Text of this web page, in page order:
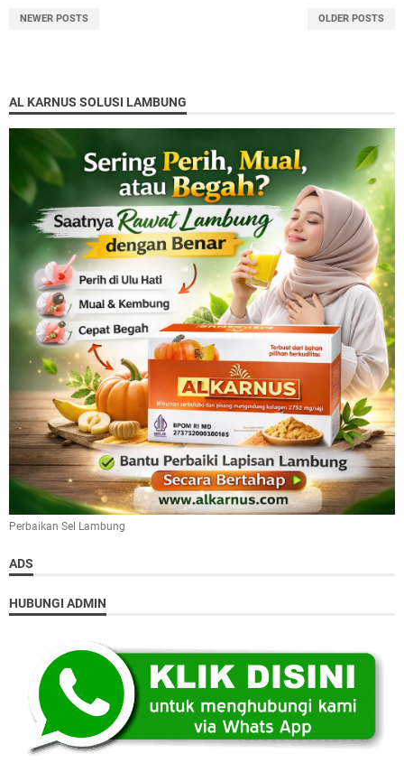
NEWER POSTS OLDER POSTS
AL KARNUS SOLUSI LAMBUNG
Perbaikan Sel Lambung
ADS
HUBUNGI ADMIN